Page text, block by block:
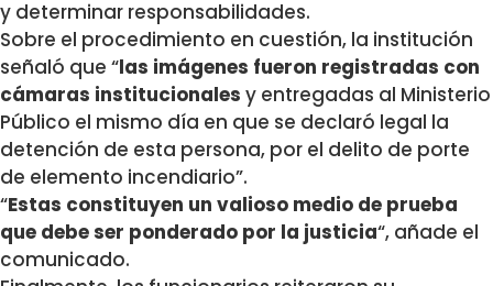
y determinar responsabilidades.
Sobre el procedimiento en cuestión, la institución
señaló que “las imágenes fueron registradas con
cámaras institucionales y entregadas al Ministerio
Público el mismo día en que se declaró legal la
detención de esta persona, por el delito de porte
de elemento incendiario”.
“Estas constituyen un valioso medio de prueba
que debe ser ponderado por la justicia“, añade el
comunicado.